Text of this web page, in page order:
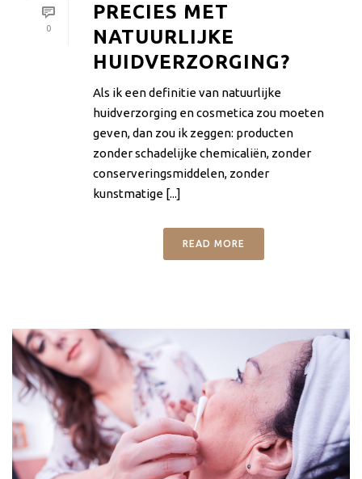
0
PRECIES MET
NATUURLIJKE
HUIDVERZORGING?
Als ik een definitie van natuurlijke
huidverzorging en cosmetica zou moeten
geven, dan zou ik zeggen: producten
zonder schadelijke chemicaliën, zonder
conserveringsmiddelen, zonder
kunstmatige [...]
READ MORE